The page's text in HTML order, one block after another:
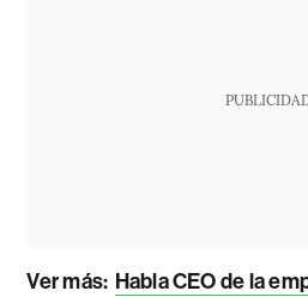
Ver más: Habla CEO de la